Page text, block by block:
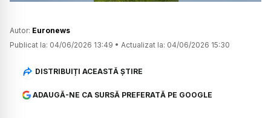
Autor: Euronews
Publicat la: 04/06/2026 13:49 • Actualizat la: 04/06/2026 15:30
DISTRIBUIȚI ACEASTĂ ȘTIRE
ADAUGĂ-NE CA SURSĂ PREFERATĂ PE GOOGLE